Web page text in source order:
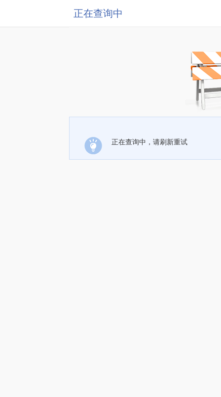
正在查询中
正在查询中，请刷新重试